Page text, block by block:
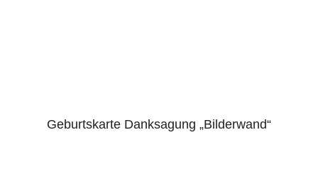
Geburtskarte Danksagung „Bilderwand“